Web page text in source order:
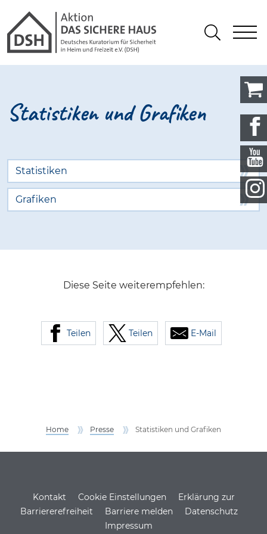
Gathmann Michaelis und
Suchen
Statistiken und Grafiken
Statistiken
Grafiken
Diese Seite weiterempfehlen:
Teilen Teilen E-Mail
Home Presse Statistiken und Grafiken
Service Informationen
Kontakt Cookie Einstellungen
Erklärung zur
Barriererefreiheit
Barriere melden
Datenschutz
Impressum